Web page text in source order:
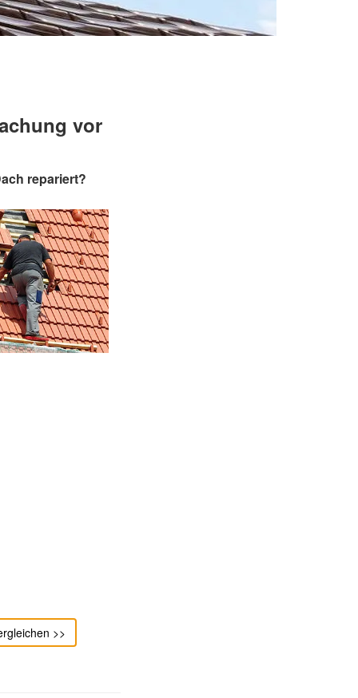
vor
repariert?
>>